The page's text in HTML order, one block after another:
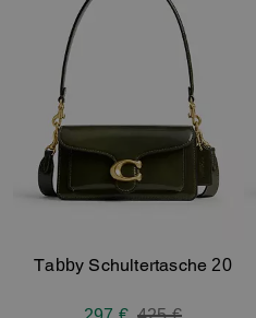
Tabby Schultertasche 20